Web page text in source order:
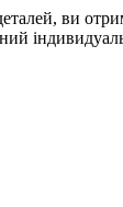
ви